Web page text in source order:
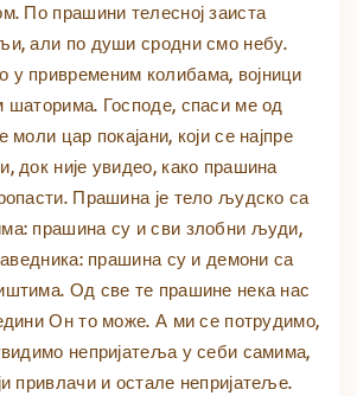
По прашини телесној заиста
али по души сродни смо небу.
привременим колибама, војници
шаторима. Господе, спаси ме од
цар покајани, који се најпре
док није увидео, како прашина
Прашина је тело људско са
прашина су и сви злобни људи,
прашина су и демони са
Од све те прашине нека нас
Он то може. А ми се потрудимо,
непријатеља у себи самима,
привлачи и остале непријатеље.